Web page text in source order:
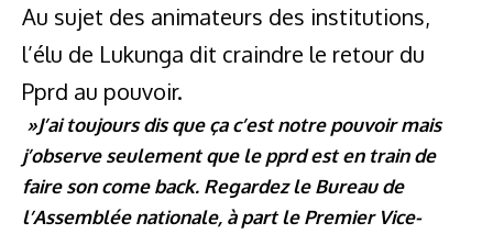
Au sujet des animateurs des institutions,
l’élu de Lukunga dit craindre le retour du
Pprd au pouvoir.
»J’ai toujours dis que ça c’est notre pouvoir mais
j’observe seulement que le pprd est en train de
faire son come back. Regardez le Bureau de
l’Assemblée nationale, à part le Premier Vice-